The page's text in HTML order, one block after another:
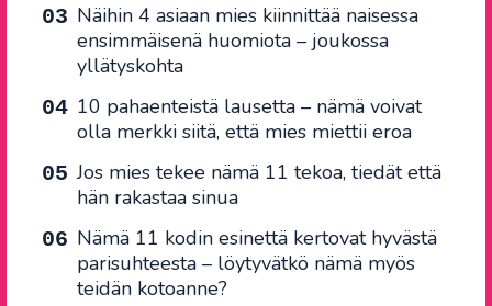
Näihin 4 asiaan mies kiinnittää naisessa
ensimmäisenä huomiota – joukossa
yllätyskohta
10 pahaenteistä lausetta – nämä voivat
olla merkki siitä, että mies miettii eroa
Jos mies tekee nämä 11 tekoa, tiedät että
hän rakastaa sinua
Nämä 11 kodin esinettä kertovat hyvästä
parisuhteesta – löytyvätkö nämä myös
teidän kotoanne?